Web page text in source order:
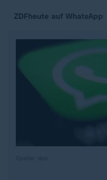
ZDFheute auf WhatsApp